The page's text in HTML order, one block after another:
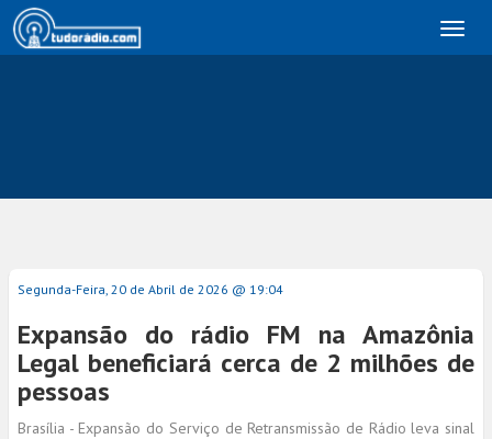
Segunda-Feira, 20 de Abril de 2026 @ 19:04
Expansão do rádio FM na Amazônia
Legal beneficiará cerca de 2 milhões de
pessoas
Brasília - Expansão do Serviço de Retransmissão de Rádio leva sinal